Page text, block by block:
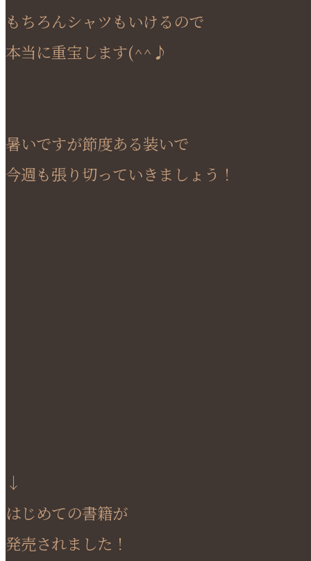
もちろんシャツもいけるので
本当に重宝します(^^♪
暑いですが節度ある装いで
今週も張り切っていきましょう！
↓
はじめての書籍が
発売されました！